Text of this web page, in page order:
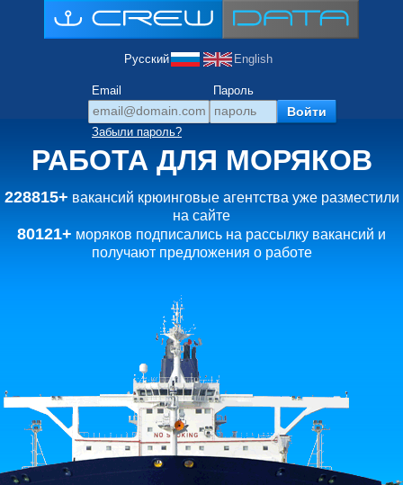
Русский English
Email Пароль
Забыли пароль?
РАБОТА ДЛЯ МОРЯКОВ
228815+ вакансий крюинговые агентства уже разместили
на сайте
80121+ моряков подписались на рассылку вакансий и
получают предложения о работе